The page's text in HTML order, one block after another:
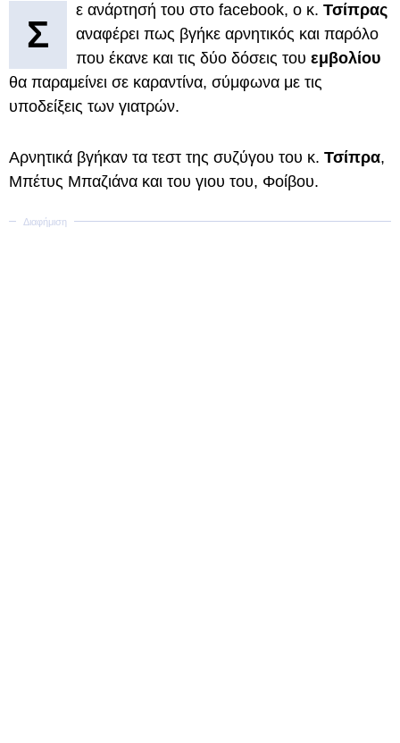
Σ
ε ανάρτησή του στο facebook, ο κ. Τσίπρας
αναφέρει πως βγήκε αρνητικός και παρόλο
που έκανε και τις δύο δόσεις του εμβολίου
θα παραμείνει σε καραντίνα, σύμφωνα με τις
υποδείξεις των γιατρών.
Αρνητικά βγήκαν τα τεστ της συζύγου του κ. Τσίπρα,
Μπέτυς Μπαζιάνα και του γιου του, Φοίβου.